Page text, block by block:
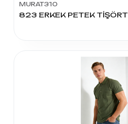
MURAT310
823 ERKEK PETEK TİŞÖRT